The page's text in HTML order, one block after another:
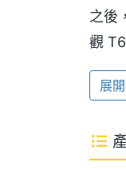
之後
觀
26
TFT
展開